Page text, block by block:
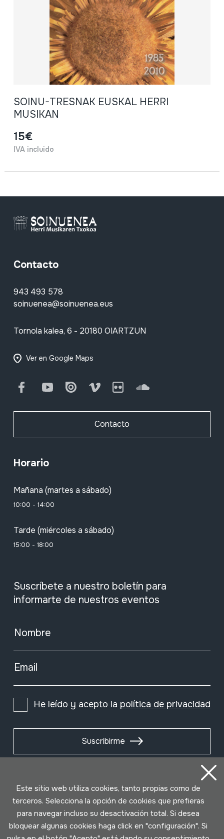
SOINU-TRESNAK EUSKAL HERRI
MUSIKAN
15€
IVA incluido
Contacto
943 493 578
soinuenea@soinuenea.eus
Tornola kalea, 6 - 20180 OIARTZUN
Ver en Google Maps
FacebookYoutube Issuu Vimeo Flickr SoundCloud
Contacto
Horario
Mañana (martes a sábado)
10:00 - 14:00
Tarde (miércoles a sábado)
15:00 - 18:00
Suscríbete a nuestro boletín para
informarte de nuestros eventos
Nombre
Email
He leído y acepto la política de privacidad
Suscribirme
Este sitio web utiliza cookies, tanto propias como de
terceros. Selecciona la opción de cookies que prefieras
para navegar incluso su desactivación total. Si desea
bloquear algunas cookies haga click en "configuración". Si